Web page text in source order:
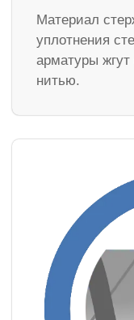
Материал
уплотнения
арматуры жгут
нитью.